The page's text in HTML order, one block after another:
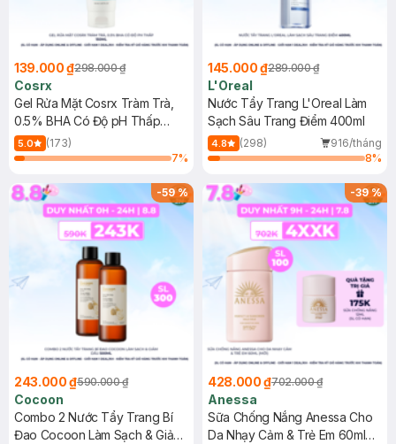
139.000 ₫298.000 ₫
Cosrx
Gel Rửa Mặt Cosrx Tràm Trà,
0.5% BHA Có Độ pH Thấp
150ml
5.0
(173)
7%
145.000 ₫289.000 ₫
L'Oreal
Nước Tẩy Trang L'Oreal Làm
Sạch Sâu Trang Điểm 400ml
4.8 (298)
916/tháng
8%
-59%
243.000 ₫590.000 ₫
Cocoon
Combo 2 Nước Tẩy Trang Bí
Đao Cocoon Làm Sạch & Giảm
-39%
428.000 ₫702.000 ₫
Anessa
Sữa Chống Nắng Anessa Cho
Da Nhạy Cảm & Trẻ Em 60ml